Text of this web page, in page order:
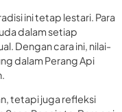
ini tetap lestari. Para
dalam setiap
Dengan cara ini, nilai-
dalam Perang Api
tetapi juga refleksi